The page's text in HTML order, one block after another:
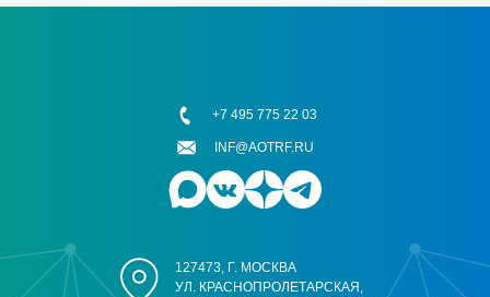
127473, Г. МОСКВА
УЛ. КРАСНОПРОЛЕТАРСКАЯ,
+7 495 775 22 03
INF@AOTRF.RU